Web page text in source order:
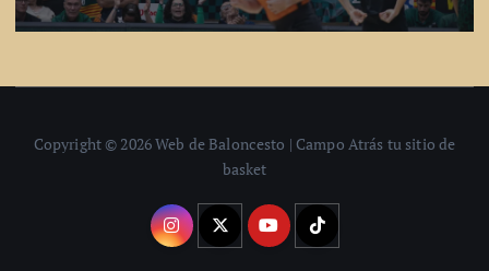
Copyright © 2026 Web de Baloncesto | Campo Atrás tu sitio de
basket